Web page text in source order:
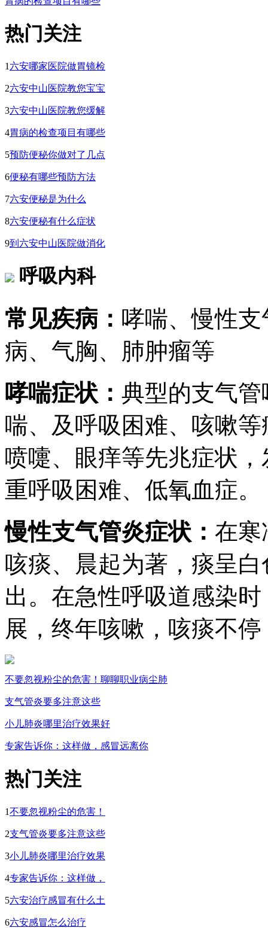
热门关注
1 六安哪家医院做胃镜检
2六安中山医院教您宝宝
3六安中山医院教您缓解
4胃病的检查项目有哪些
5预防便秘你做对了几点
6便秘有哪些预防方法
7六安便秘是为什么
8六安便秘有什么症状
9到六安中山医院做消化
呼吸内科
常见疾病： 哮喘、慢性
病、气胸、肺肿瘤等
哮喘症状： 典型的支气
喘、及呼吸困难、咳嗽
喷嚏、眼痒等先兆症状
重呼吸困难、低氧血症。
慢性支气管炎症状： 在寒
咳痰、晨起为著，痰呈
出。在急性呼吸道感染
展，终年咳嗽，咳痰不
不要忽视粉尘的危害！聊聊职业病尘肺
支气管炎要多注意这些
小儿肺炎哪里治疗效果好
专家告诉你：这样做，感冒远离你
热门关注
1不要忽视粉尘的危害！
2支气管炎要多注意这些
3小儿肺炎哪里治疗效果
4专家告诉你：这样做，
5六安治疗感冒有什么土
6六安感冒怎么治疗